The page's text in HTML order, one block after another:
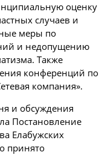
оценку
случаев и
меры по
и недопущению
Также
конференций по
компания».
и обсуждения
Постановление
Елабужских
принято